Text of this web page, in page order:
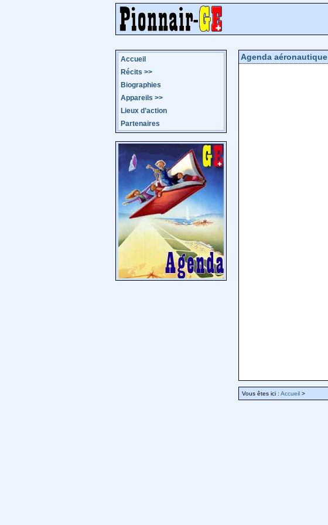
Accueil
Récits >>
Biographies
Appareils >>
Lieux d’action
Partenaires
Agenda aéronautique
Vous êtes ici : Accueil >